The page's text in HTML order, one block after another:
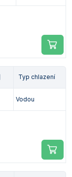
Typ chlazení
Vodou